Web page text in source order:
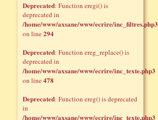
Deprecated: Function eregi() is
deprecated in
/home/www/axsane/www/ecrire/inc_filtres.php3
on line294
Deprecated: Function ereg_replace() is
deprecated in
/home/www/axsane/www/ecrire/inc_texte.php3
on line478
Deprecated: Function ereg() is deprecated
in
/home/www/axsane/www/ecrire/inc_texte.php3